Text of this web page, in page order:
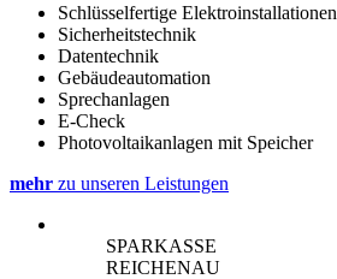
Schlüsselfertige Elektroinstallationen
Sicherheitstechnik
Datentechnik
Gebäudeautomation
Sprechanlagen
E-Check
Photovoltaikanlagen mit Speicher
mehr zu unseren Leistungen
SPARKASSE
REICHENAU